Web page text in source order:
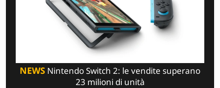
NEWS Nintendo Switch 2: le vendite superano
23 milioni di unità